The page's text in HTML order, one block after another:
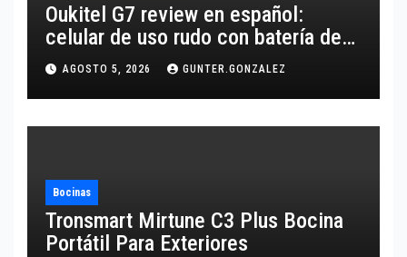
Oukitel G7 review en español:
celular de uso rudo con batería de
10,600 mAh
AGOSTO 5, 2026 GUNTER.GONZALEZ
Bocinas
Tronsmart Mirtune C3 Plus Bocina
Portátil Para Exteriores